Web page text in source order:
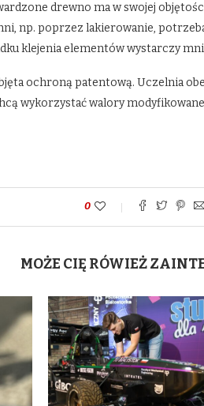
drewno ma w swojej
np. poprzez lakierowanie,
klejenia elementów wystarczy
ochroną patentową. Uczelnia
wykorzystać walory
0
MOŻE CIĘ RÓWIEŻ